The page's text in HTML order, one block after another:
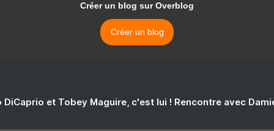
Créer un blog sur Overblog
Créer un blog
DiCaprio et Tobey Maguire, c'est lui ! Rencontre avec